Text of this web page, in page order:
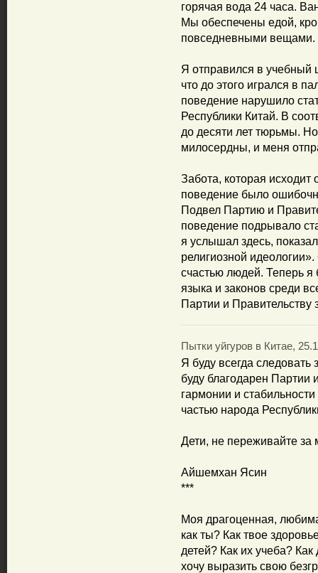
горячая вода 24 часа.
Мы обеспечены едой,
повседневными
Я отправился в учебный
что до этого игрался в
поведение нарушило
Республики Китай. В
до десяти лет тюрьмы.
милосердны, и меня
Забота, которая исходит
поведение было
Подвел Партию и
поведение подрывало
я услышал здесь,
религиозной
счастью людей. Теперь я
языка и законов среди
Партии и Правительству
Пытки уйгуров в Китае,
Я буду всегда
буду благодарен Партии
гармонии и
частью народа
Дети, не переживайте за
Айшемхан Ясин
***
Моя драгоценная,
как ты? Как твое
детей? Как их учеба?
хочу выразить свою